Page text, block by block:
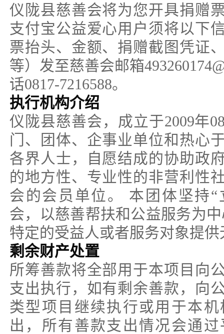
仪陇县慈善会将为您开具捐赠
支付宝公益爱心用户须将以下
票抬头、金额、捐赠截图凭证
等）发至慈善会邮箱
话0817-7216588。
执行机构介绍
仪陇县慈善会，成立于2009年
门、团体、企事业单位和热心
各界人士，自愿结成的协助政
的地方性、专业性的非营利性
会的会员单位。 本团体坚持
会，以慈善帮扶和公益服务为
特定的受益人或者服务对象提
剩余财产处置
所筹善款将全部用于本项目向
支出执行，如有剩余善款，向
类型项目继续执行或用于本
出，所有善款支出情况会通